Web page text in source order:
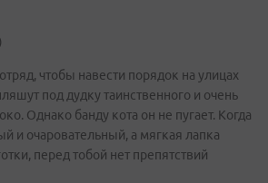
чтобы навести порядок на улицах
под дудку таинственного и очень
Однако банду кота он не пугает. Когда
и очаровательный, а мягкая лапка
перед тобой нет препятствий